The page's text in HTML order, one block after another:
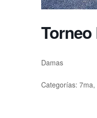
Torneo
Damas
Categorías: 7ma,